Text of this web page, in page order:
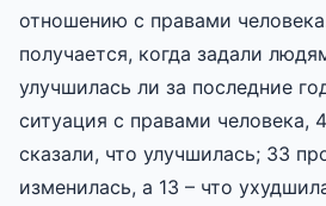
отношению с правами
получается, когда задали
улучшилась ли за последние
ситуация с правами человека,
сказали, что улучшилась; 33
изменилась, а 13 – что